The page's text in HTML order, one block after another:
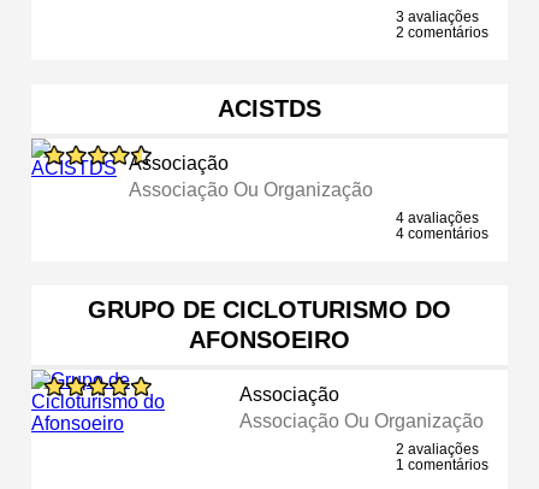
3 avaliações
2 comentários
ACISTDS
Associação
Associação Ou Organização
4 avaliações
4 comentários
GRUPO DE CICLOTURISMO DO
AFONSOEIRO
Associação
Associação Ou Organização
2 avaliações
1 comentários